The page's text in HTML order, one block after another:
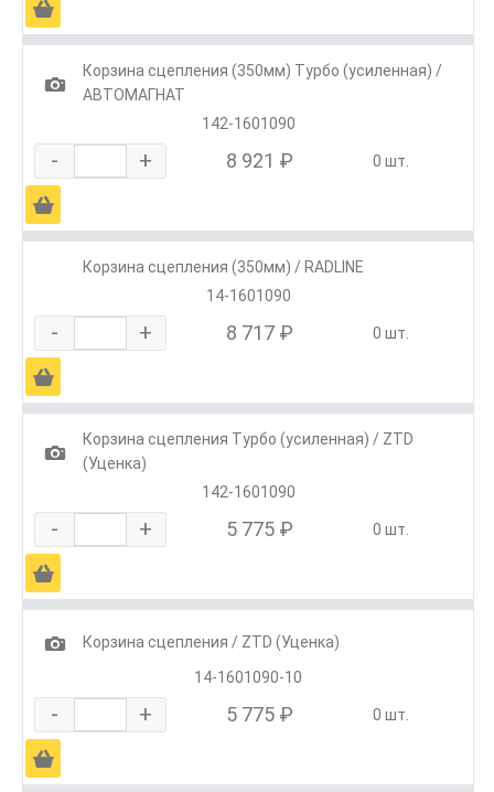
Ä
1
Корзина сцепления (350мм) Турбо (усиленная) /
АВТОМАГНАТ
142-1601090
- + 8 921 ₽ 0 шт.
Ä
Корзина сцепления (350мм) / RADLINE
14-1601090
- + 8 717 ₽ 0 шт.
Ä
1
Корзина сцепления Турбо (усиленная) / ZTD
(Уценка)
142-1601090
- + 5 775 ₽ 0 шт.
Ä
1
Корзина сцепления / ZTD (Уценка)
14-1601090-10
- + 5 775 ₽ 0 шт.
Ä